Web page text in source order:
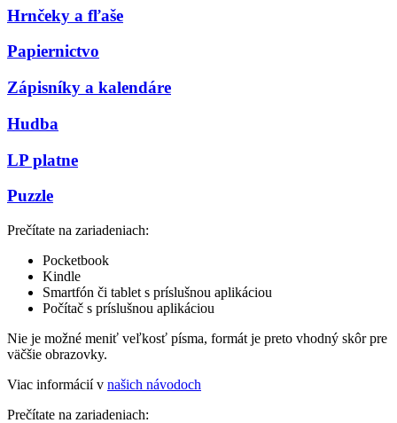
Hrnčeky a fľaše
Papiernictvo
Zápisníky a kalendáre
Hudba
LP platne
Puzzle
Prečítate na zariadeniach:
Pocketbook
Kindle
Smartfón či tablet s príslušnou aplikáciou
Počítač s príslušnou aplikáciou
Nie je možné meniť veľkosť písma, formát je preto vhodný skôr pre
väčšie obrazovky.
Viac informácií v našich návodoch
Prečítate na zariadeniach: